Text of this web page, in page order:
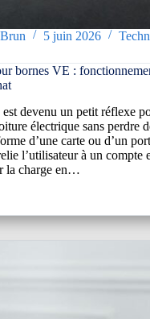
5 juin 2026
bornes VE :
devenu un petit réflexe
électrique sans perdre
d’une carte ou d’un
l’utilisateur à un compte
la charge en…